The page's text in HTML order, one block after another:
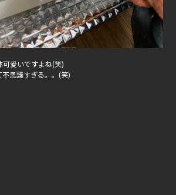
可愛いですよね(笑)
不思議すぎる。。(笑)